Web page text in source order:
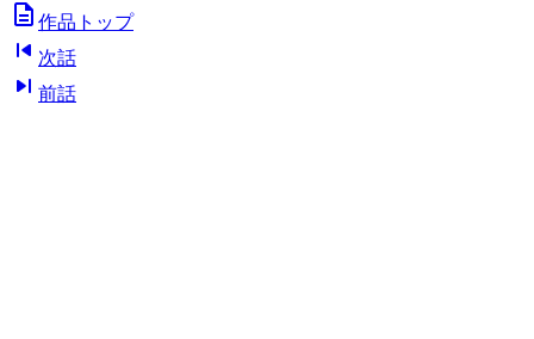
作品トップ
次話
前話